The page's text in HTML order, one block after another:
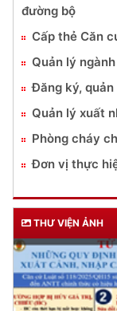
đường bộ
Cấp thẻ Căn
Quản lý
Đăng ký,
Quản lý xuất
Phòng cháy
Đơn vị thực
THƯ VIỆN ẢNH